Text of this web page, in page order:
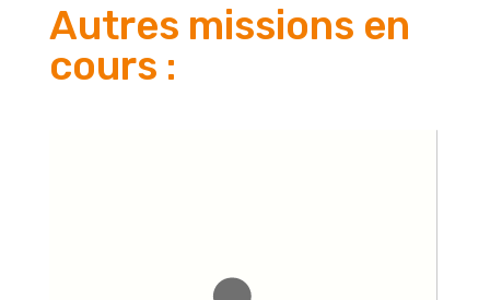
Autres missions en
cours :